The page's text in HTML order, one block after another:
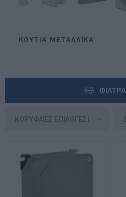
ΚΟΥΤΙΑ ΜΕΤΑΛΛΙΚΆ
ΦΊΛΤΡΑ